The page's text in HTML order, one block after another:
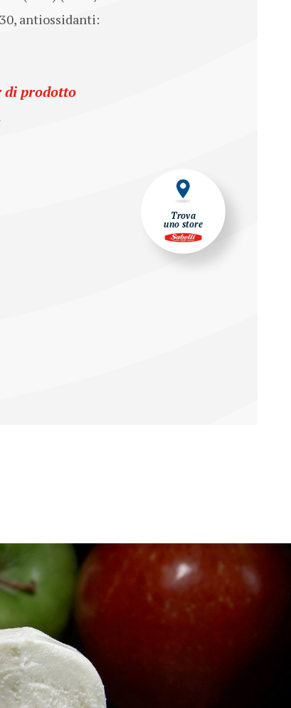
Trova
uno store
antiossidanti:
di prodotto